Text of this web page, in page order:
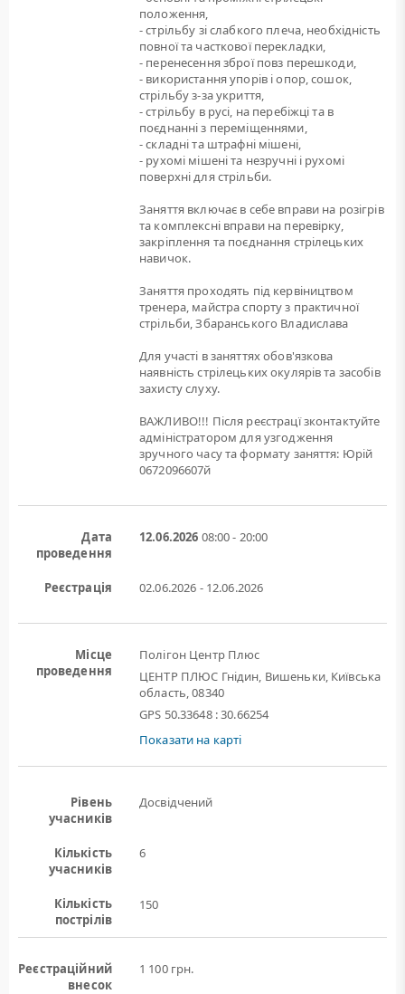
положення,
- стрільбу зі слабкого плеча, необхідність
повної та часткової перекладки,
- перенесення зброї повз перешкоди,
- використання упорів і опор, сошок,
стрільбу з-за укриття,
- стрільбу в русі, на перебіжці та в
поєднанні з переміщеннями,
- складні та штрафні мішені,
- рухомі мішені та незручні і рухомі
поверхні для стрільби.
Заняття включає в себе вправи на розігрів
та комплексні вправи на перевірку,
закріплення та поєднання стрілецьких
навичок.
Заняття проходять під кервіництвом
тренера, майстра спорту з практичної
стрільби, Збаранського Владислава
Для участі в заняттях обов'язкова
наявність стрілецьких окулярів та засобів
захисту слуху.
ВАЖЛИВО!!! Після реєстрацї зконтактуйте
адміністратором для узгодження
зручного часу та формату заняття: Юрій
0672096607й
Дата
проведення
12.06.2026 08:00 - 20:00
Реєстрація 02.06.2026 - 12.06.2026
Місце
проведення
Полігон Центр Плюс
ЦЕНТР ПЛЮС Гнідин, Вишеньки, Київська
область, 08340
GPS 50.33648 : 30.66254
Показати на карті
Рівень
учасників
Досвідчений
Кількість
учасників
6
Кількість
пострілів
150
Реєстраційний
внесок
1 100 грн.